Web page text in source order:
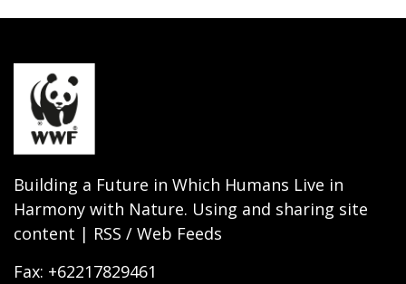
Building a Future in Which Humans Live in
Harmony with Nature. Using and sharing site
content | RSS / Web Feeds
Fax: +62217829461